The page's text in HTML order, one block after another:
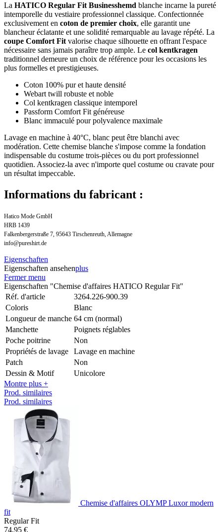
La HATICO Regular Fit Businesshemd blanche incarne la pureté
intemporelle du vestiaire professionnel classique. Confectionnée
exclusivement en coton de premier choix, elle garantit une
blancheur éclatante et une solidité remarquable au lavage répété. La
coupe Comfort Fit valorise chaque silhouette en offrant l'espace
nécessaire sans jamais paraître trop ample. Le col kentkragen
traditionnel demeure un choix de référence pour les occasions les
plus formelles et prestigieuses.
Coton 100% pur et haute densité
Webart twill robuste et noble
Col kentkragen classique intemporel
Passform Comfort Fit généreuse
Blanc immaculé pour polyvalence maximale
Lavage en machine à 40°C, blanc peut être blanchi avec
modération. Cette chemise blanche s'impose comme la fondation
indispensable du costume trois-pièces ou du port professionnel
quotidien. Associez-la avec n'importe quel costume ou cravate pour
un résultat impeccable.
Informations du fabricant :
Hatico Mode GmbH
HRB 1439
Falkenbergerstraße 7, 95643 Tirschenreuth, Allemagne
info@pureshirt.de
Eigenschaften
Eigenschaften ansehenplus
Fermer menu
Eigenschaften "Chemise d'affaires HATICO Regular Fit"
Réf. d'article
3264.226-900.39
Coloris
Blanc
Longueur de manche 64 cm (normal)
Manchette
Poignets réglables
Poche poitrine
Non
Propriétés de lavage
Lavage en machine
Patch
Non
Dessin & Motif
Unicolore
Montre plus +
Prod. similaires
Prod. similaires
Chemise d'affaires OLYMP Luxor modern
fit
Regular Fit
74,95 €